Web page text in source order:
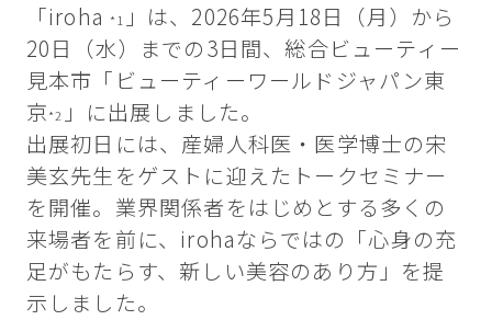
「iroha *1 」は、2026年5月18日（月）から
20日（水）までの3日間、総合ビューティー
見本市「ビューティーワールドジャパン東
京 *2 」に出展しました。
出展初日には、産婦人科医・医学博士の宋
美玄先生をゲストに迎えたトークセミナー
を開催。業界関係者をはじめとする多くの
来場者を前に、irohaならではの「心身の充
足がもたらす、新しい美容のあり方」を提
示しました。